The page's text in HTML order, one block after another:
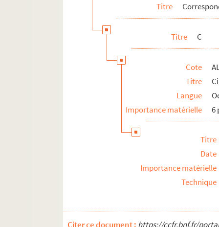
J
Fêtes félibréennes
ALB 3.488. Jeux floraux (en dehors de la
Titre
Titre C
Cote
Titre
Langue
Importance matérielle
6
Titre
Date
Importance matérielle
Technique
Citer ce document : https://ccfr.bnf.fr/